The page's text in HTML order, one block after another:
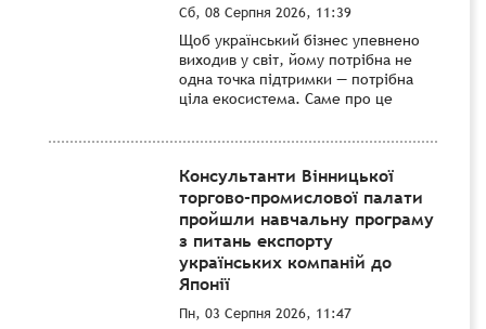
Сб, 08 Серпня 2026, 11:39
Щоб український бізнес упевнено
виходив у світ, йому потрібна не
одна точка підтримки — потрібна
ціла екосистема. Саме про це
Консультанти Вінницької
торгово-промислової палати
пройшли навчальну програму
з питань експорту
українських компаній до
Японії
Пн, 03 Серпня 2026, 11:47